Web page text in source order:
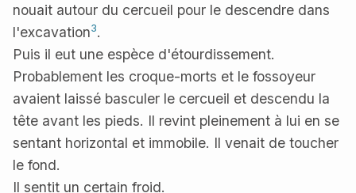
nouait autour du cercueil pour le descendre dans
l'excavation3.
Puis il eut une espèce d'étourdissement.
Probablement les croque-morts et le fossoyeur
avaient laissé basculer le cercueil et descendu la
tête avant les pieds. Il revint pleinement à lui en se
sentant horizontal et immobile. Il venait de toucher
le fond.
Il sentit un certain froid.